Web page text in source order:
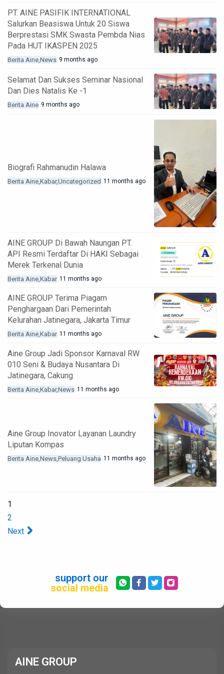
PT. AINE PASIFIK INTERNATIONAL
Salurkan Beasiswa Untuk 20 Siswa
Berprestasi SMK Swasta Pembda Nias
Pada HUT IKASPEN 2025
Berita Aine News 9 months ago
Selamat Dan Sukses Seminar Nasional
Dan Dies Natalis Ke -1
Berita Aine 9 months ago
Biografi Rahmanudin Halawa
Berita Aine Kabar Uncategorized 11 months ago
AINE GROUP Di Bawah Naungan PT.
API Resmi Terdaftar Di HAKI Sebagai
Merek Terkenal Dunia
Berita Aine Kabar 11 months ago
AINE GROUP Terima Piagam
Penghargaan Dari Pemerintah
Kelurahan Jatinegara, Jakarta Timur
Berita Aine Kabar 11 months ago
Aine Group Jadi Sponsor Karnaval RW
010 Seni & Budaya Nusantara Di
Jatinegara, Cakung
Berita Aine Kabar News 11 months ago
Aine Group Inovator Layanan Laundry
Liputan Kompas
Berita Aine News Peluang Usaha 11 months ago
1
2
Next
support our
social media
AINE GROUP